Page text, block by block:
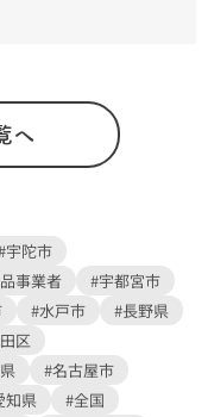
へ
宇陀市
事業者
#宇都宮市
#水戸市
#長野県
区
#名古屋市
知県
#全国